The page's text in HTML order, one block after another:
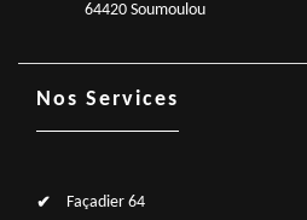
64420 Soumoulou
Nos Services
Façadier 64